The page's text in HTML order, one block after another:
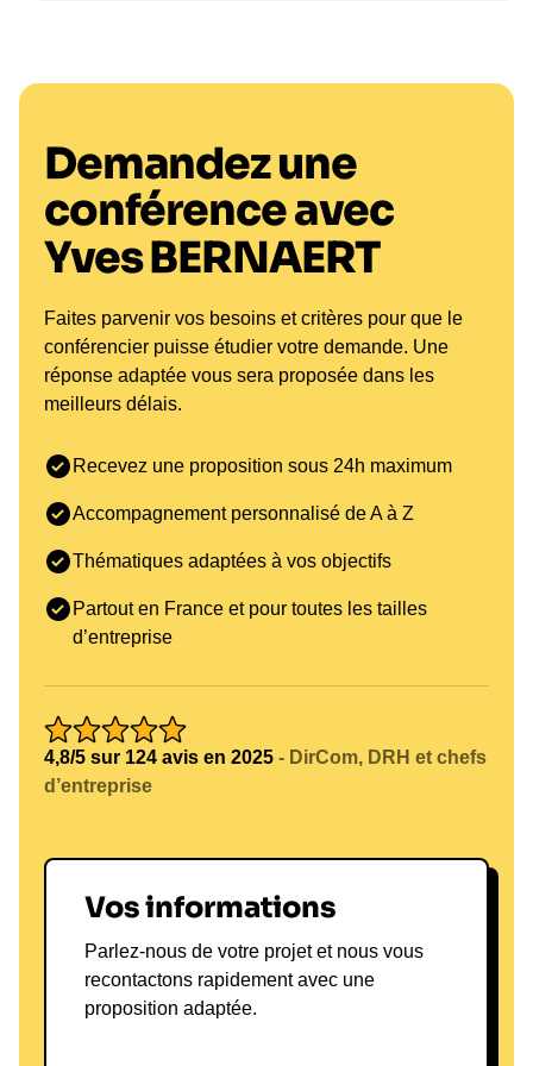
Performance d'Entreprise
une expertise unique au service de la
**performance** d'entreprise. Ses interventions se
concentrent sur des thématiques variées,
notamment :
Leadership: Comment inspirer et motiver les
objectifs partagés.
Gestion de la Motivation: Techniques pour
maintenir une haute motivation au sein des
équipes, même dans les périodes de
Gestion de la Pression: Stratégies pour
de travail positif.
inclure des ateliers interactifs, des séminaires et
des discours inspirants lors de conférences. Les
bénéfices en termes de retour sur investissement
(ROI) sont significatifs, avec des améliorations
mesurables dans la productivité et l'engagement
L'impact Yves Bernaert :
Transformer les Équipes par
l'Innovation Collaborative
Demandez une
conférence avec
Yves BERNAERT
Faites parvenir vos besoins et critères pour que le
conférencier puisse étudier votre demande. Une
réponse adaptée vous sera proposée dans les
meilleurs délais.
Recevez une proposition sous 24h maximum
Accompagnement personnalisé de A à Z
Thématiques adaptées à vos objectifs
Partout en France et pour toutes les tailles
d’entreprise
4,8/5 sur 124 avis en 2025 - DirCom, DRH et chefs
d’entreprise
Vos informations
Parlez-nous de votre projet et nous vous
recontactons rapidement avec une
proposition adaptée.